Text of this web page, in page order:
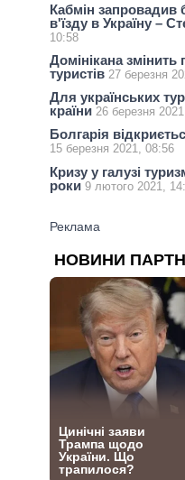
Кабмін запровадив
в'їзду в Україну –
10:58
Домінікана
туристів 27 березня
Для українських
країни 26 березня
Болгарія
15 березня 2021, 08:56
Кризу у галузі
роки 9 лютого 2021,